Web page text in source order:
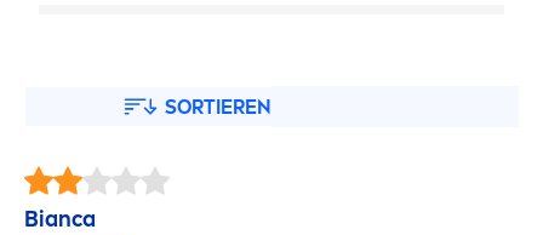
SORTIEREN
Bianca